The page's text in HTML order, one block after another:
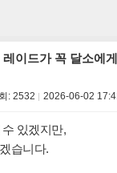
이드가 꼭 달소에
: 2532 2026-06-02
있겠지만,
습니다.